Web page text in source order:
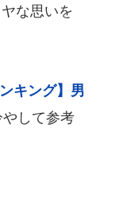
な思いを
キング】男
して参考